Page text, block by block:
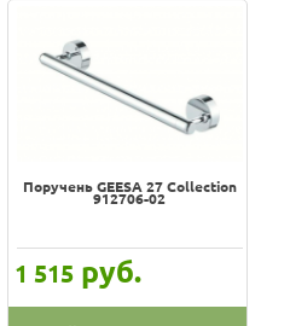
Поручень GEESA 27 Collection
912706-02
1 515 руб.